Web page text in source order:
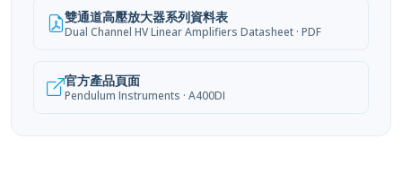
雙通道高壓放大器系列資料表
Dual Channel HV Linear Amplifiers Datasheet · PDF
官方產品頁面
Pendulum Instruments · A400DI